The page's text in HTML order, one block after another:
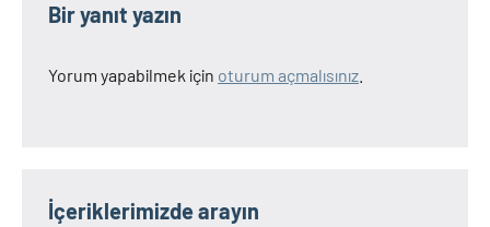
Bir yanıt yazın
Yorum yapabilmek için oturum açmalısınız
İçeriklerimizde arayın